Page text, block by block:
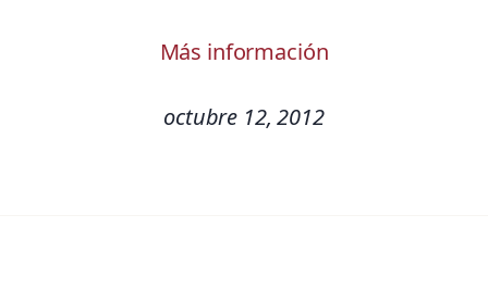
Más información
octubre 12, 2012